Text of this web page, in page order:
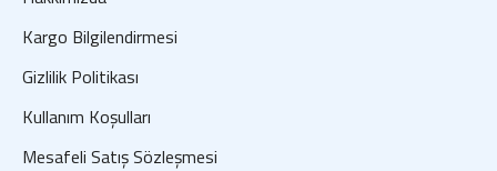
Kargo Bilgilendirmesi
Gizlilik Politikası
Kullanım Koşulları
Mesafeli Satış Sözleşmesi